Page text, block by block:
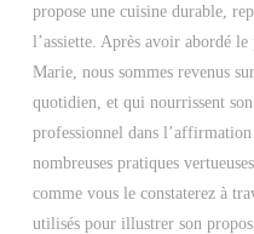
propose une cuisine durable,
l’assiette. Après avoir abordé
Marie, nous sommes revenus
quotidien, et qui nourrissent
professionnel dans
nombreuses pratiques
comme vous le constaterez à
utilisés pour illustrer son